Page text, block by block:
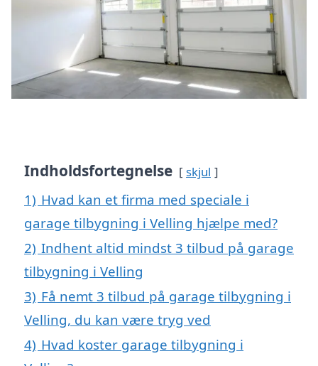
Indholdsfortegnelse skjul
1) Hvad kan et firma med speciale i
garage tilbygning i Velling hjælpe med?
2) Indhent altid mindst 3 tilbud på garage
tilbygning i Velling
3) Få nemt 3 tilbud på garage tilbygning i
Velling, du kan være tryg ved
4) Hvad koster garage tilbygning i